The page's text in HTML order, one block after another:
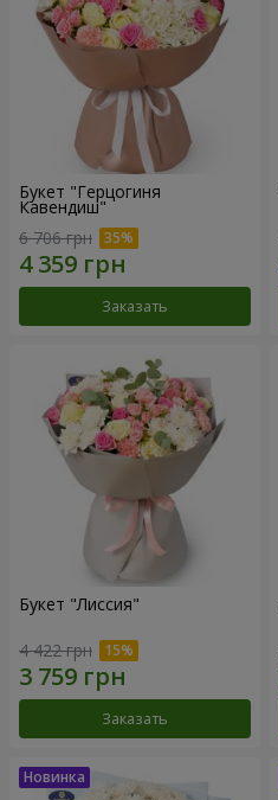
Букет "Герцогиня
Кавендиш"
6 706 грн
Заказать
Букет "Лиссия"
4 422 грн
Заказать